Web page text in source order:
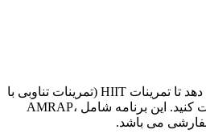
این قابلیت به شما امکان می دهد تا تمرینات HIIT (تمرینات تناوبی با
شدت بالا) را به طور دقیق ثبت کنید. این برنامه شامل AMRAP،